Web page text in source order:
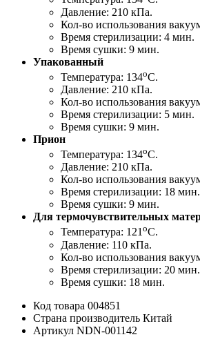
Давление: 210 кПа.
Кол-во использования
Время стерилизации: 4 мин.
Время сушки: 9 мин.
Упакованный
Температура: 134oC.
Давление: 210 кПа.
Кол-во использования
Время стерилизации: 5 мин.
Время сушки: 9 мин.
Прион
Температура: 134oC.
Давление: 210 кПа.
Кол-во использования
Время стерилизации: 18 мин.
Время сушки: 9 мин.
Для термочувствительных
Температура: 121oC.
Давление: 110 кПа.
Кол-во использования
Время стерилизации: 20 мин.
Время сушки: 18 мин.
Код товара 004851
Страна производитель Китай
Артикул NDN-001142